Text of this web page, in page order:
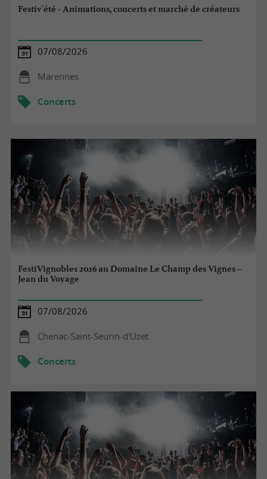
Festiv'été - Animations, concerts et marché de créateurs
07/08/2026
Marennes
Concerts
FestiVignobles 2026 au Domaine Le Champ des Vignes –
Jean du Voyage
07/08/2026
Chenac-Saint-Seurin-d'Uzet
Concerts